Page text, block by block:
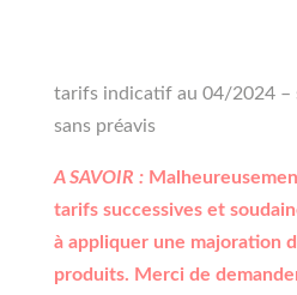
tarifs indicatif au 04/2024 –
sans préavis
A SAVOIR :
tarifs successives et
à appliquer une majoration
produits. Merci de